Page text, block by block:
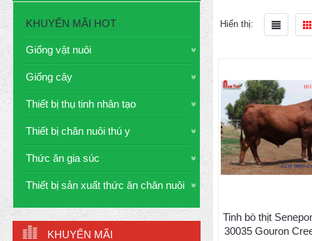
KHUYẾN MÃI HOT
Giống vật nuôi
Giống cây
Thiết bị thụ tinh nhân tạo
Thiết bị chăn nuôi thú y
Thức ăn gia súc
Thiết bị sản xuất thức ăn chăn nuôi
KHUYẾN MÃI
Hiển thị:
Tinh bò thịt
30035 Gouron